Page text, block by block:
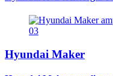
03
Hyundai Maker